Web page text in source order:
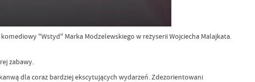
"Wstyd" Marka Modzelewskiego w reżyserii Wojciecha Malajkata.
zabawy.
dla coraz bardziej ekscytujących wydarzeń. Zdezorientowani